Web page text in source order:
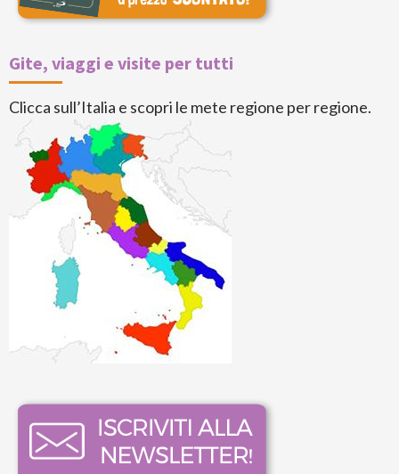
Gite, viaggi e visite per tutti
Clicca sull’Italia e scopri le mete regione per regione.